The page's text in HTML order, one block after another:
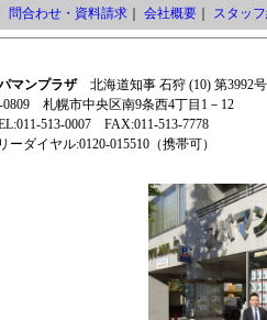
問合わせ・資料請求｜ 会社概要｜ スタッ
マンプラザ北海道知事 石狩 (10) 第3992号
0809 札幌市中央区南9条西4丁目1－12
513-0007 FAX:011-513-7778
ーダイヤル:0120-015510（携帯可）